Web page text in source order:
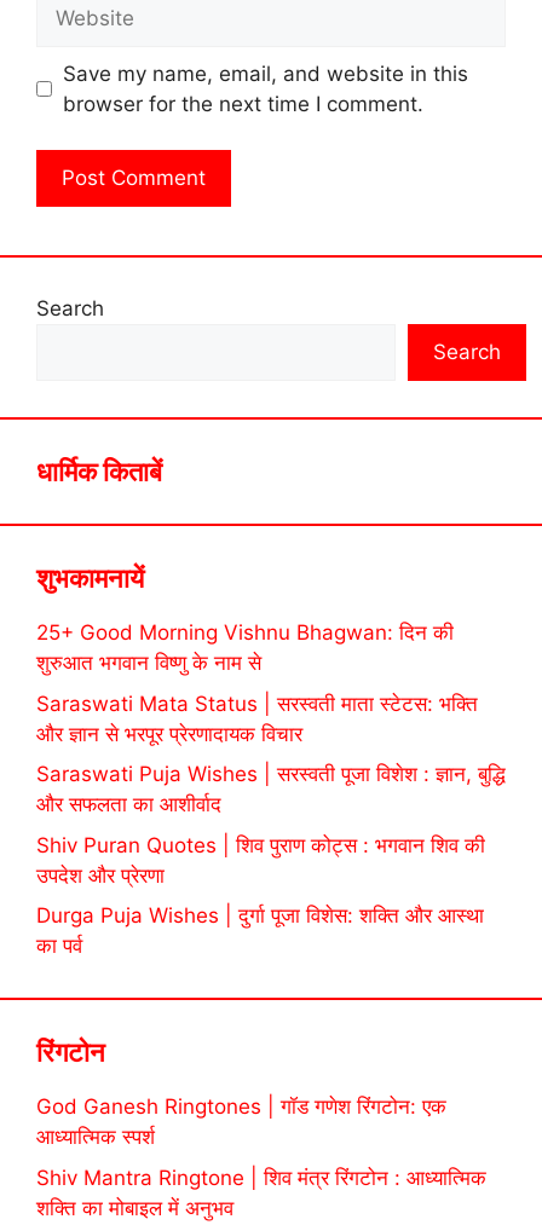
Save my name, email, and website in this
browser for the next time I comment.
Search
Search
धार्मिक किताबें
शुभकामनायें
25+ Good Morning Vishnu Bhagwan: दिन की
शुरुआत भगवान विष्णु के नाम से
Saraswati Mata Status | सरस्वती माता स्टेटस: भक्ति
और ज्ञान से भरपूर प्रेरणादायक विचार
Saraswati Puja Wishes | सरस्वती पूजा विशेश : ज्ञान, बुद्धि
और सफलता का आशीर्वाद
Shiv Puran Quotes | शिव पुराण कोट्स : भगवान शिव की
उपदेश और प्रेरणा
Durga Puja Wishes | दुर्गा पूजा विशेस: शक्ति और आस्था
का पर्व
रिंगटोन
God Ganesh Ringtones | गॉड गणेश रिंगटोन: एक
आध्यात्मिक स्पर्श
Shiv Mantra Ringtone | शिव मंत्र रिंगटोन : आध्यात्मिक
शक्ति का मोबाइल में अनुभव